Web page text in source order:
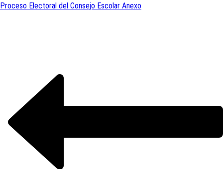
Proceso Electoral del Consejo Escolar Anexo